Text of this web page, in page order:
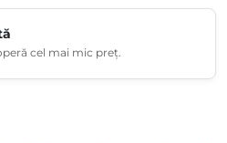
cel mai mic preț.